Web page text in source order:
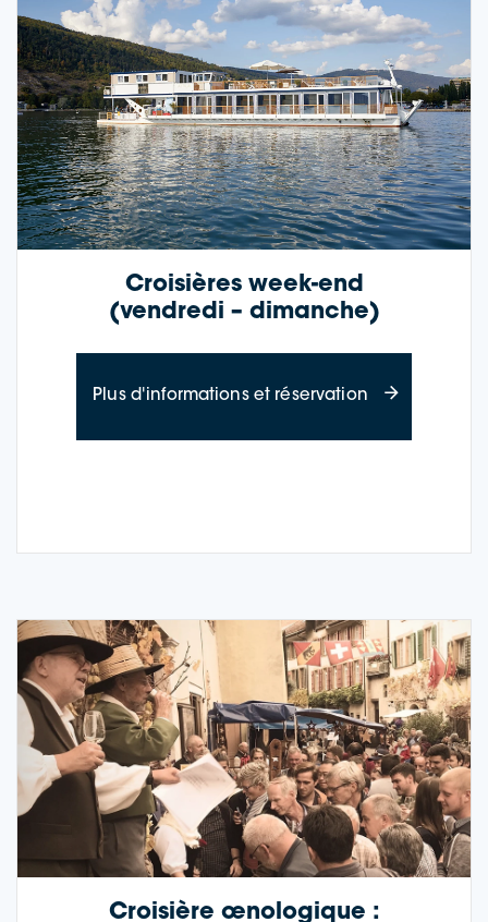
Croisières week-end
(vendredi – dimanche)
Plus d'informations et réservationà propos des
Croisière œnologique :